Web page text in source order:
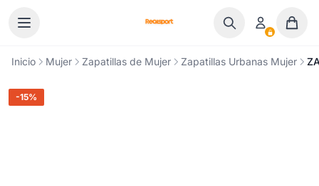
Inicio Mujer Zapatillas de Mujer Zapatillas Urbanas Mujer
-15%